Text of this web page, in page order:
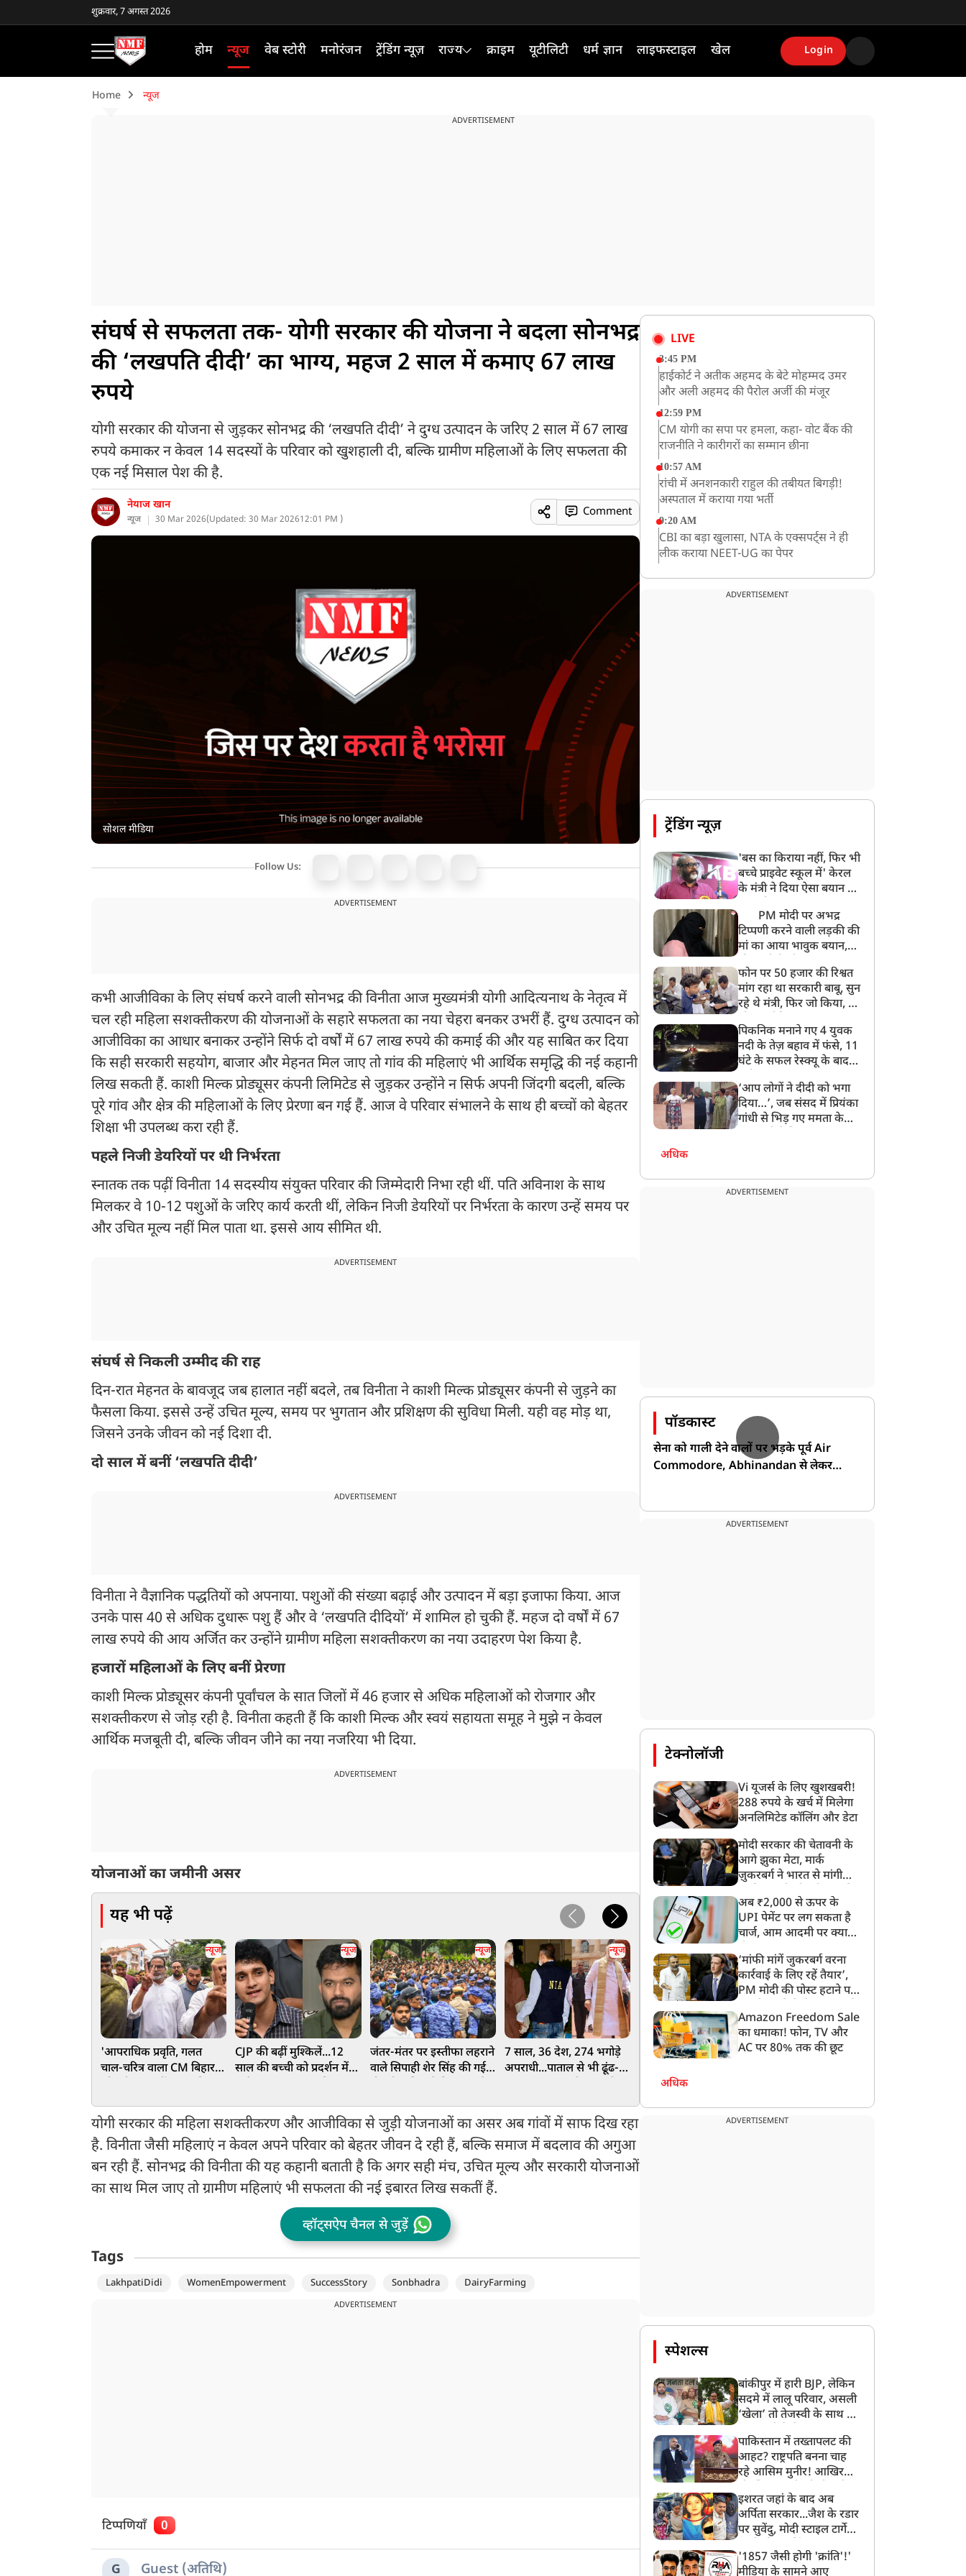
शुक्रवार, 7 अगस्त 2026
होम न्यूज वेब स्टोरी मनोरंजन ट्रेंडिंग न्यूज़ राज्य क्राइम यूटीलिटी धर्म ज्ञान लाइफस्टाइल खेल Login
Home न्यूज
ADVERTISEMENT
संघर्ष से सफलता तक- योगी सरकार की योजना ने बदला सोनभद्र
की ‘लखपति दीदी’ का भाग्य, महज 2 साल में कमाए 67 लाख
रुपये
योगी सरकार की योजना से जुड़कर सोनभद्र की ‘लखपति दीदी’ ने दुग्ध उत्पादन के जरिए 2 साल में 67 लाख
रुपये कमाकर न केवल 14 सदस्यों के परिवार को खुशहाली दी, बल्कि ग्रामीण महिलाओं के लिए सफलता की
एक नई मिसाल पेश की है.
नेयाज खान
न्यूज 30 Mar 2026(Updated: 30 Mar 202612:01 PM )
Comment
सोशल मीडिया
Follow Us:
ADVERTISEMENT
कभी आजीविका के लिए संघर्ष करने वाली सोनभद्र की विनीता आज मुख्यमंत्री योगी आदित्यनाथ के नेतृत्व में
चल रही महिला सशक्तीकरण की योजनाओं के सहारे सफलता का नया चेहरा बनकर उभरीं हैं. दुग्ध उत्पादन को
आजीविका का आधार बनाकर उन्होंने सिर्फ दो वर्षों में 67 लाख रुपये की कमाई की और यह साबित कर दिया
कि सही सरकारी सहयोग, बाजार और मेहनत मिल जाए तो गांव की महिलाएं भी आर्थिक समृद्धि की नई कहानी
लिख सकती हैं. काशी मिल्क प्रोड्यूसर कंपनी लिमिटेड से जुड़कर उन्होंने न सिर्फ अपनी जिंदगी बदली, बल्कि
पूरे गांव और क्षेत्र की महिलाओं के लिए प्रेरणा बन गई हैं. आज वे परिवार संभालने के साथ ही बच्चों को बेहतर
शिक्षा भी उपलब्ध करा रही हैं.
पहले निजी डेयरियों पर थी निर्भरता
स्नातक तक पढ़ीं विनीता 14 सदस्यीय संयुक्त परिवार की जिम्मेदारी निभा रही थीं. पति अविनाश के साथ
मिलकर वे 10-12 पशुओं के जरिए कार्य करती थीं, लेकिन निजी डेयरियों पर निर्भरता के कारण उन्हें समय पर
और उचित मूल्य नहीं मिल पाता था. इससे आय सीमित थी.
ADVERTISEMENT
संघर्ष से निकली उम्मीद की राह
दिन-रात मेहनत के बावजूद जब हालात नहीं बदले, तब विनीता ने काशी मिल्क प्रोड्यूसर कंपनी से जुड़ने का
फैसला किया. इससे उन्हें उचित मूल्य, समय पर भुगतान और प्रशिक्षण की सुविधा मिली. यही वह मोड़ था,
जिसने उनके जीवन को नई दिशा दी.
दो साल में बनीं ‘लखपति दीदी’
ADVERTISEMENT
विनीता ने वैज्ञानिक पद्धतियों को अपनाया. पशुओं की संख्या बढ़ाई और उत्पादन में बड़ा इजाफा किया. आज
उनके पास 40 से अधिक दुधारू पशु हैं और वे ‘लखपति दीदियों’ में शामिल हो चुकी हैं. महज दो वर्षों में 67
लाख रुपये की आय अर्जित कर उन्होंने ग्रामीण महिला सशक्तीकरण का नया उदाहरण पेश किया है.
हजारों महिलाओं के लिए बनीं प्रेरणा
काशी मिल्क प्रोड्यूसर कंपनी पूर्वांचल के सात जिलों में 46 हजार से अधिक महिलाओं को रोजगार और
सशक्तीकरण से जोड़ रही है. विनीता कहती हैं कि काशी मिल्क और स्वयं सहायता समूह ने मुझे न केवल
आर्थिक मजबूती दी, बल्कि जीवन जीने का नया नजरिया भी दिया.
ADVERTISEMENT
योजनाओं का जमीनी असर
यह भी पढ़ें
न्यूज
'आपराधिक प्रवृति, गलत
चाल-चरित्र वाला CM बिहार
बरसे प्रशांत किशोर
न्यूज
CJP की बढ़ीं मुश्किलें...12
साल की बच्ची को प्रदर्शन में
POCSO एक्ट में शिकायत!
न्यूज
जंतर-मंतर पर इस्तीफा लहराने
वाले सिपाही शेर सिंह की गई
न्यूज
7 साल, 36 देश, 274 भगोड़े
अपराधी...पाताल से भी ढूंढ-
संपत्ति भी जब्त
आर्टिकल 370 हटाए जाने के
निकली भव्य तिरंगा रैली, PDP
ने किया विरोध, महबूबा मुफ्ती
Jharkhand Student
'जेन-जी' सच में हर तरह की
तकलीफ झेल रहे हैं
योगी सरकार की महिला सशक्तीकरण और आजीविका से जुड़ी योजनाओं का असर अब गांवों में साफ दिख रहा
है. विनीता जैसी महिलाएं न केवल अपने परिवार को बेहतर जीवन दे रही हैं, बल्कि समाज में बदलाव की अगुआ
बन रही हैं. सोनभद्र की विनीता की यह कहानी बताती है कि अगर सही मंच, उचित मूल्य और सरकारी योजनाओं
का साथ मिल जाए तो ग्रामीण महिलाएं भी सफलता की नई इबारत लिख सकतीं हैं.
व्हॉट्सऐप चैनल से जुड़ें
Tags
LakhpatiDidi WomenEmpowerment SuccessStory Sonbhadra DairyFarming
ADVERTISEMENT
टिप्पणियाँ 0
G Guest (अतिथि)
LIVE
3:45 PM
हाईकोर्ट ने अतीक अहमद के बेटे मोहम्मद उमर
और अली अहमद की पैरोल अर्जी की मंजूर
12:59 PM
CM योगी का सपा पर हमला, कहा- वोट बैंक की
राजनीति ने कारीगरों का सम्मान छीना
10:57 AM
रांची में अनशनकारी राहुल की तबीयत बिगड़ी!
अस्पताल में कराया गया भर्ती
9:20 AM
CBI का बड़ा खुलासा, NTA के एक्सपर्ट्स ने ही
लीक कराया NEET-UG का पेपर
उत्तराखंड: हरिद्वार में गंगा उफान पर, जलस्तर में
ADVERTISEMENT
ट्रेंडिंग न्यूज़
'बस का किराया नहीं, फिर भी
बच्चे प्राइवेट स्कूल में' केरल
के मंत्री ने दिया ऐसा बयान की
PM मोदी पर अभद्र
टिप्पणी करने वाली लड़की की
मां का आया भावुक बयान,
बेटी को गोद लें प्रधानमंत्री
फोन पर 50 हजार की रिश्वत
मांग रहा था सरकारी बाबू, सुन
रहे थे मंत्री, फिर जो किया, वो
पिकनिक मनाने गए 4 युवक
नदी के तेज़ बहाव में फंसे, 11
घंटे के सफल रेस्क्यू के बाद
‘आप लोगों ने दीदी को भगा
दिया…’, जब संसद में प्रियंका
गांधी से भिड़ गए ममता के
अधिक
ADVERTISEMENT
पॉडकास्ट
सेना को गाली देने वालों पर भड़के पूर्व Air
Commodore, Abhinandan से लेकर
ADVERTISEMENT
टेक्नोलॉजी
Vi यूजर्स के लिए खुशखबरी!
288 रुपये के खर्च में मिलेगा
अनलिमिटेड कॉलिंग और डेटा
मोदी सरकार की चेतावनी के
आगे झुका मेटा, मार्क
ज़ुकरबर्ग ने भारत से मांगी
अब ₹2,000 से ऊपर के
UPI पेमेंट पर लग सकता है
चार्ज, आम आदमी पर क्या
‘मांफी मांगें जुकरबर्ग वरना
कार्रवाई के लिए रहें तैयार’,
PM मोदी की पोस्ट हटाने पर
लगाई फटकार
Amazon Freedom Sale
का धमाका! फोन, TV और
AC पर 80% तक की छूट
अधिक
ADVERTISEMENT
स्पेशल्स
बांकीपुर में हारी BJP, लेकिन
सदमे में लालू परिवार, असली
‘खेला’ तो तेजस्वी के साथ हो
पाकिस्तान में तख्तापलट की
आहट? राष्ट्रपति बनना चाह
रहे आसिम मुनीर! आखिर
बनाया मोहरा?
इशरत जहां के बाद अब
अर्पिता सरकार...जैश के रडार
पर सुवेंदु, मोदी स्टाइल टार्गेट
बड़ा एक्शन!
'1857 जैसी होगी 'क्रांति'!'
मीडिया के सामने आए